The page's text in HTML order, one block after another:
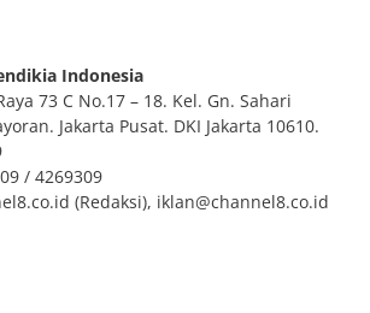
Indonesia
73 C No.17 – 18. Kel. Gn. Sahari
Jakarta Pusat. DKI Jakarta 10610.
/ 4269309
(Redaksi), iklan@channel8.co.id